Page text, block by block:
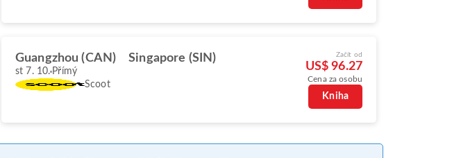
Guangzhou (CAN) Singapore (SIN)
st 7. 10. Přímý
Scoot
Začít od
US$ 96.27
Cena za osobu
Kniha